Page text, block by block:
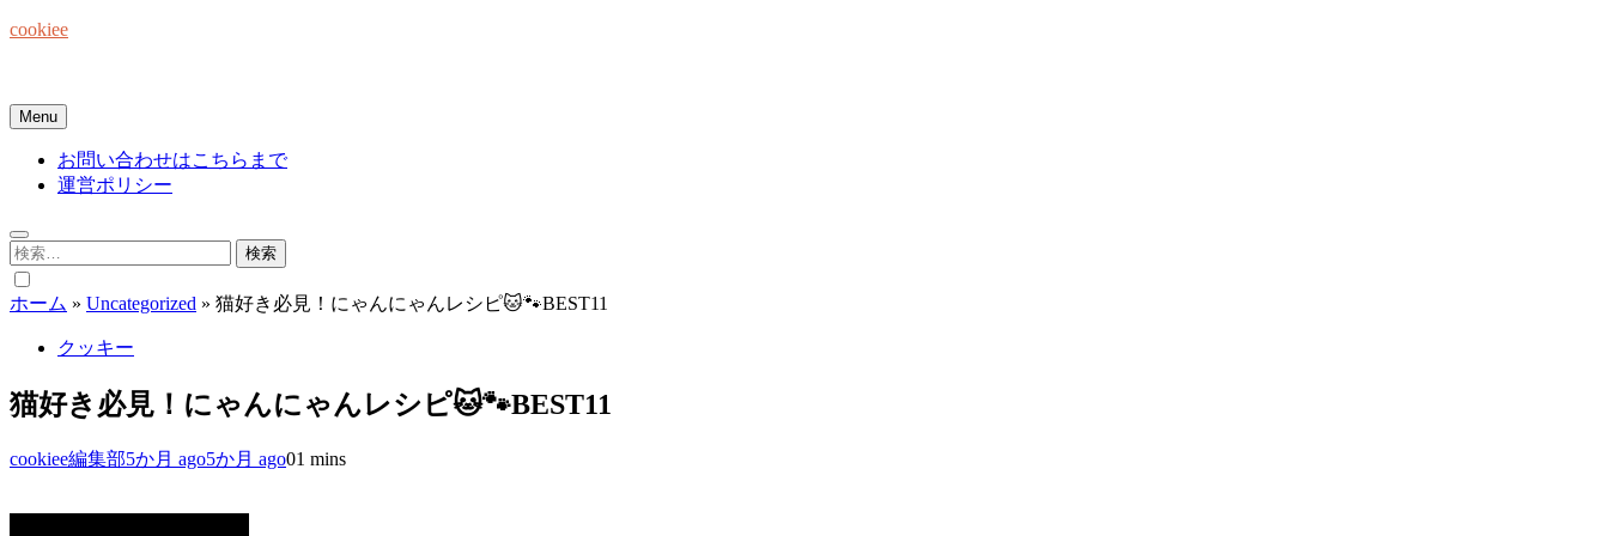
Skip
cookiee
Menu
お問い合わせはこちらまで
運営ポリシー
検
索:
ホーム » Uncategorized » 猫好き必見！にゃんにゃんレシピ🐱🐾BEST11
クッキー
猫好き必見！にゃんにゃんレシピ🐱🐾BEST11
cookiee編集部5か月 ago5か月 ago01 mins